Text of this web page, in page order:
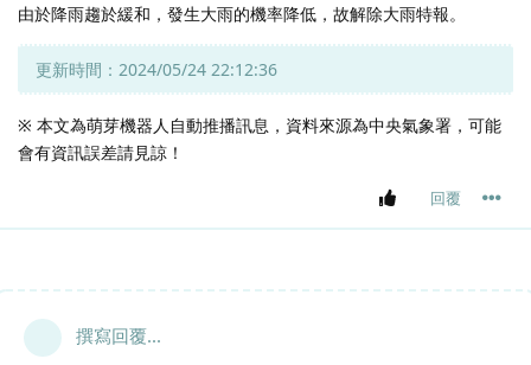
由於降雨趨於緩和，發生大雨的機率降低，故解除大雨特報。
更新時間：2024/05/24 22:12:36
※ 本文為萌芽機器人自動推播訊息，資料來源為中央氣象署，可能
會有資訊誤差請見諒！
回覆
撰寫回覆...